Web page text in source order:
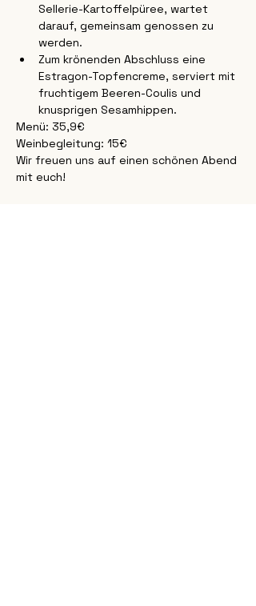
Sellerie-Kartoffelpüree, wartet
darauf, gemeinsam genossen zu
werden.
Zum krönenden Abschluss eine
Estragon-Topfencreme, serviert mit
fruchtigem Beeren-Coulis und
knusprigen Sesamhippen.
Menü: 35,9€
Weinbegleitung: 15€
Wir freuen uns auf einen schönen Abend
mit euch!